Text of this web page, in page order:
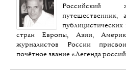
Российский
путешественник,
публицистических
стран Европы, Азии,
журналистов России
почётное звание «Легенда